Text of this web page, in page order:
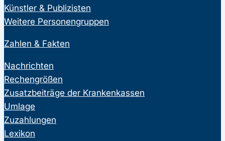
Künstler & Publizisten
Weitere Personengruppen
Zahlen & Fakten
Nachrichten
Rechengrößen
Zusatzbeiträge der Krankenkassen
Umlage
Zuzahlungen
Lexikon